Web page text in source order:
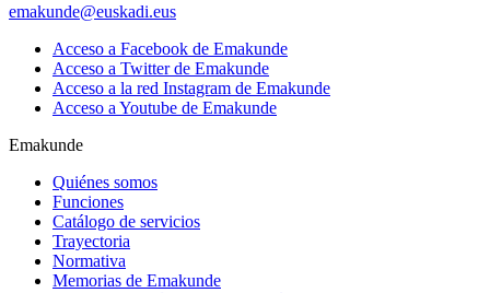
emakunde@euskadi.eus
Acceso a Facebook de Emakunde
Acceso a Twitter de Emakunde
Acceso a la red Instagram de Emakunde
Acceso a Youtube de Emakunde
Emakunde
Quiénes somos
Funciones
Catálogo de servicios
Trayectoria
Normativa
Memorias de Emakunde